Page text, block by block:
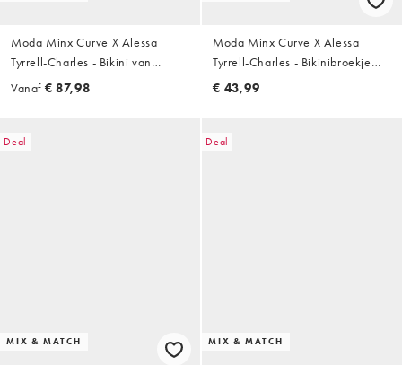
Moda Minx Curve X Alessa
Tyrrell-Charles - Bikini van
kreukelstof met geknoopt detail
Vanaf € 87,98
Moda Minx Curve X Alessa
Tyrrell-Charles - Bikinibroekje
van kreukelstof met hoge taille in
€ 43,99
Deal
MIX & MATCH
Deal
MIX & MATCH